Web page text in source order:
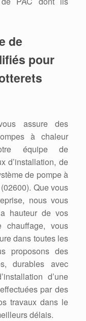
de
pour
assure des
à chaleur
équipe de
d’installation, de
de pompe à
Que vous
nous vous
hauteur de vos
chauffage, vous
dans toutes les
proposons des
durables avec
d’une
par des
travaux dans le
délais.